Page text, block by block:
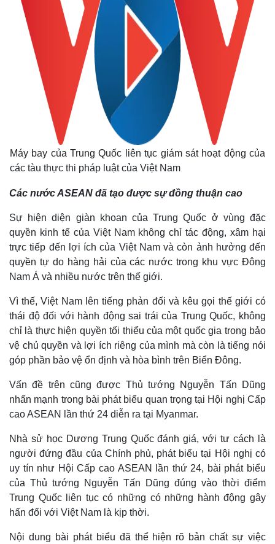
Hồ sơ
E-Magazine
Infographic
Máy bay của Trung Quốc liên tục giám sát hoạt động của
các tàu thực thi pháp luật của Việt Nam
Các nước ASEAN đã tạo được sự đồng thuận cao
Sự hiện diện giàn khoan của Trung Quốc ở vùng đặc
quyền kinh tế của Việt Nam không chỉ tác động, xâm hại
trực tiếp đến lợi ích của Việt Nam và còn ảnh hưởng đến
quyền tự do hàng hải của các nước trong khu vực Đông
Nam Á và nhiều nước trên thế giới.
Vì thế, Việt Nam lên tiếng phản đối và kêu gọi thế giới có
thái độ đối với hành động sai trái của Trung Quốc, không
chỉ là thực hiện quyền tối thiểu của một quốc gia trong bảo
vệ chủ quyền và lợi ích riêng của mình mà còn là tiếng nói
góp phần bảo vệ ổn định và hòa bình trên Biển Đông.
Vấn đề trên cũng được Thủ tướng Nguyễn Tấn Dũng
nhấn mạnh trong bài phát biểu quan trọng tại Hội nghị Cấp
cao ASEAN lần thứ 24 diễn ra tại Myanmar.
Nhà sử học Dương Trung Quốc đánh giá, với tư cách là
người đứng đầu của Chính phủ, phát biểu tại Hội nghị có
uy tín như Hội Cấp cao ASEAN lần thứ 24, bài phát biểu
của Thủ tướng Nguyễn Tấn Dũng đúng vào thời điểm
Trung Quốc liên tục có những có những hành động gây
hấn đối với Việt Nam là kịp thời.
Nội dung bài phát biểu đã thể hiện rõ bản chất sự việc